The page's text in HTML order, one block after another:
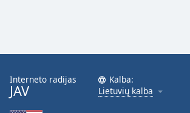
Interneto radijas
JAV
Kalba:
Lietuvių kalba